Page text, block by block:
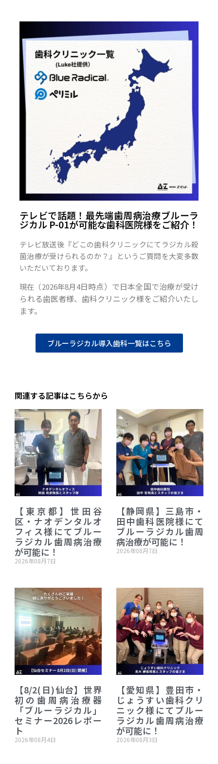
テレビで話題！最先端歯周病治療ブルーラ
ジカル P-01が可能な歯科医院様をご紹介！
テレビ放送後『どこの歯科クリニックにてラジカル殺
菌治療が受けられるのか？』というご質問を大変多数
いただいております。
現在（2026年8月4日時点）で日本全国で治療が受け
られる歯医者様、歯科クリニック様をご紹介いたし
ます。
ブルーラジカル導入歯科一覧はこちら
関連する記事はこちらから
【東京都】世田谷
区・ナオデンタルオ
フィス様にてブルー
ラジカル歯周病治療
が可能に！
2026年08月7日
【静岡県】三島市・
田中歯科医院様にて
ブルーラジカル歯周
病治療が可能に！
2026年08月7日
【8/2(日)仙台】世界
初の歯周病治療器
「ブルーラジカル」
セミナー2026レポー
ト
2026年08月4日
【愛知県】豊田市・
じょうすい歯科クリ
ニック様にてブルー
ラジカル歯周病治療
が可能に！
2026年08月3日